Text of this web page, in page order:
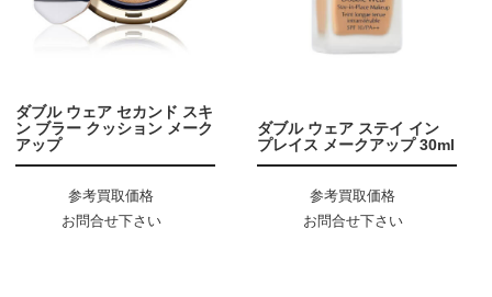
ダブル ウェア セカンド スキ
ン ブラー クッション メーク
アップ
参考買取価格
お問合せ下さい
ダブル ウェア ステイ イン
プレイス メークアップ 30ml
参考買取価格
お問合せ下さい